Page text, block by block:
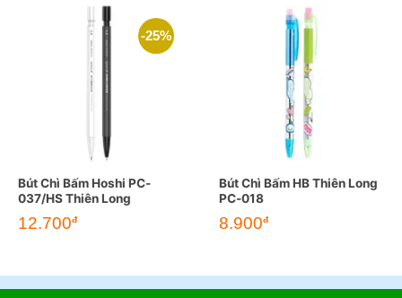
-25%
Bút Chì Bấm Hoshi PC-
037/HS Thiên Long
Giá
gốc
12.700đGiá
Bút Chì Bấm HB Thiên Long
PC-018
8.900đ